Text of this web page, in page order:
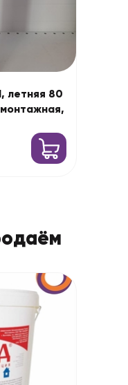
летняя 80